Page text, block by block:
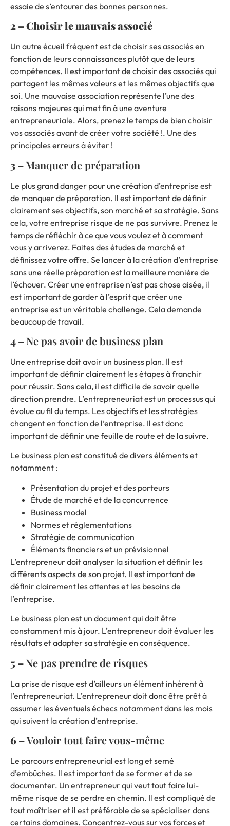
essaie de s’entourer des bonnes personnes.
2 –Choisir le mauvais associé
Un autre écueil fréquent est de choisir ses associés en
fonction de leurs connaissances plutôt que de leurs
compétences. Il est important de choisir des associés qui
partagent les mêmes valeurs et les mêmes objectifs que
soi. Une mauvaise association représente l’une des
raisons majeures qui met fin à une aventure
entrepreneuriale. Alors, prenez le temps de bien choisir
vos associés avant de créer votre société !. Une des
principales erreurs à éviter !
3 –Manquer de préparation
Le plus grand danger pour une création d’entreprise est
de manquer de préparation. Il est important de définir
clairement ses objectifs, son marché et sa stratégie. Sans
cela, votre entreprise risque de ne pas survivre. Prenez le
temps de réfléchir à ce que vous voulez et à comment
vous y arriverez. Faites des études de marché et
définissez votre offre. Se lancer à la création d’entreprise
sans une réelle préparation est la meilleure manière de
l’échouer. Créer une entreprise n’est pas chose aisée, il
est important de garder à l’esprit que créer une
entreprise est un véritable challenge. Cela demande
beaucoup de travail.
4 –Ne pas avoir de business plan
Une entreprise doit avoir un business plan. Il est
important de définir clairement les étapes à franchir
pour réussir. Sans cela, il est difficile de savoir quelle
direction prendre. L’entrepreneuriat est un processus qui
évolue au fil du temps. Les objectifs et les stratégies
changent en fonction de l’entreprise. Il est donc
important de définir une feuille de route et de la suivre.
Le business plan est constitué de divers éléments et
notamment :
Présentation du projet et des porteurs
Étude de marché et de la concurrence
Business model
Normes et réglementations
Stratégie de communication
Éléments financiers et un prévisionnel
L’entrepreneur doit analyser la situation et définir les
différents aspects de son projet. Il est important de
définir clairement les attentes et les besoins de
l’entreprise.
Le business plan est un document qui doit être
constamment mis à jour. L’entrepreneur doit évaluer les
résultats et adapter sa stratégie en conséquence.
5 –Ne pas prendre de risques
La prise de risque est d’ailleurs un élément inhérent à
l’entrepreneuriat. L’entrepreneur doit donc être prêt à
assumer les éventuels échecs notamment dans les mois
qui suivent la création d’entreprise.
6 –Vouloir tout faire vous-même
Le parcours entrepreneurial est long et semé
d’embûches. Il est important de se former et de se
documenter. Un entrepreneur qui veut tout faire lui-
même risque de se perdre en chemin. Il est compliqué de
tout maîtriser et il est préférable de se spécialiser dans
certains domaines. Concentrez-vous sur vos forces et